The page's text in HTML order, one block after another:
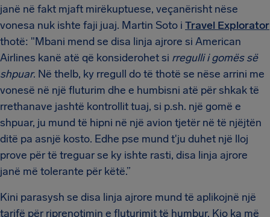
janë në fakt mjaft mirëkuptuese, veçanërisht nëse
vonesa nuk ishte faji juaj. Martin Soto i Travel Explorator
thotë: "Mbani mend se disa linja ajrore si American
Airlines kanë atë që konsiderohet si rregulli i gomës së
shpuar. Në thelb, ky rregull do të thotë se nëse arrini me
vonesë në një fluturim dhe e humbisni atë për shkak të
rrethanave jashtë kontrollit tuaj, si p.sh. një gomë e
shpuar, ju mund të hipni në një avion tjetër në të njëjtën
ditë pa asnjë kosto. Edhe pse mund t'ju duhet një lloj
prove për të treguar se ky ishte rasti, disa linja ajrore
janë më tolerante për këtë.”
Kini parasysh se disa linja ajrore mund të aplikojnë një
tarifë për riprenotimin e fluturimit të humbur. Kjo ka më